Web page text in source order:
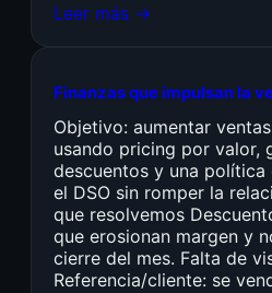
Leer más →
Finanzas que impulsan la
Objetivo: aumentar
usando pricing por valor,
descuentos y una
el DSO sin romper la
que resolvemos
que erosionan margen y
cierre del mes. Falta de
Referencia/cliente: se